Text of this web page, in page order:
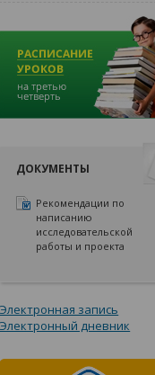
ДОКУМЕНТЫ
Рекомендации по
написанию
исследовательской
работы и проекта
Электронная запись
Электронный дневник